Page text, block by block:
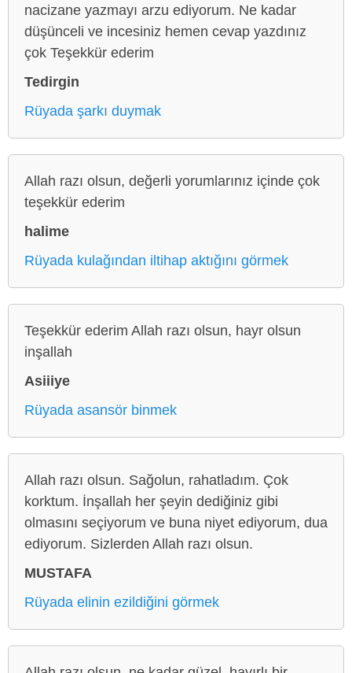
nacizane yazmayı arzu ediyorum. Ne kadar
düşünceli ve incesiniz hemen cevap yazdınız
çok Teşekkür ederim
Tedirgin
Rüyada şarkı duymak
Allah razı olsun, değerli yorumlarınız içinde çok
teşekkür ederim
halime
Rüyada kulağından iltihap aktığını görmek
Teşekkür ederim Allah razı olsun, hayr olsun
inşallah
Asiiiye
Rüyada asansör binmek
Allah razı olsun. Sağolun, rahatladım. Çok
korktum. İnşallah her şeyin dediğiniz gibi
olmasını seçiyorum ve buna niyet ediyorum, dua
ediyorum. Sizlerden Allah razı olsun.
MUSTAFA
Rüyada elinin ezildiğini görmek